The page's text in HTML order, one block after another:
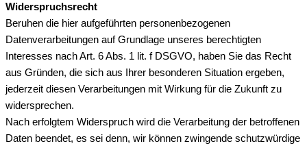
Widerspruchsrecht
Beruhen die hier aufgeführten personenbezogenen
Datenverarbeitungen auf Grundlage unseres berechtigten
Interesses nach Art. 6 Abs. 1 lit. f DSGVO, haben Sie das Recht
aus Gründen, die sich aus Ihrer besonderen Situation ergeben,
jederzeit diesen Verarbeitungen mit Wirkung für die Zukunft zu
widersprechen.
Nach erfolgtem Widerspruch wird die Verarbeitung der betroffenen
Daten beendet, es sei denn, wir können zwingende schutzwürdige